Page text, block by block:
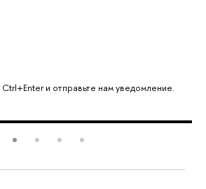
и отправьте нам уведомление.